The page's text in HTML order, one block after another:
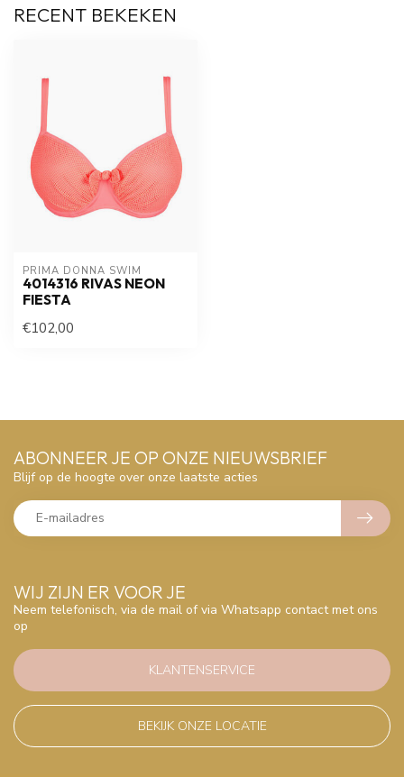
RECENT BEKEKEN
PRIMA DONNA SWIM
4014316 RIVAS NEON
FIESTA
€102,00
WIJ ZIJN ER VOOR JE
Neem telefonisch, via de mail of via Whatsapp contact met ons
op
KLANTENSERVICE
BEKIJK ONZE LOCATIE
ABONNEER JE OP ONZE NIEUWSBRIEF
Blijf op de hoogte over onze laatste acties